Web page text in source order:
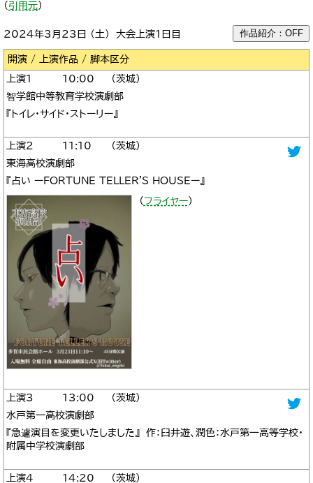
（ 引用元）
2024年3月23日 （土） 大会上演1日目 作品紹介：OFF
区分
1
10:00
茨城
智学館中等教育学校演劇部
『トイレ・サイド・ストーリー』
2 11:10
茨城
東海高校演劇部
『占い ーFORTUNE TELLER'S HOUSEー』
（フライヤー）
3 13:00
茨城
水戸第一高校演劇部
『急遽演目を変更いたしました』 作：臼井遊、潤色：水戸第一高等学校・
附属中学校演劇部
4 14:20 茨城